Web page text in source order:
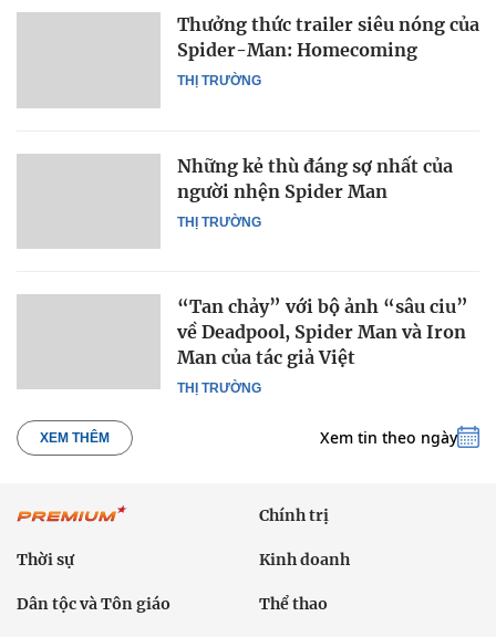
THỊ TRƯỜNG
Thưởng thức trailer siêu nóng của
Spider-Man: Homecoming
THỊ TRƯỜNG
Những kẻ thù đáng sợ nhất của
người nhện Spider Man
THỊ TRƯỜNG
“Tan chảy” với bộ ảnh “sâu ciu”
về Deadpool, Spider Man và Iron
Man của tác giả Việt
XEM THÊM Xem tin theo ngày
Chính trị
Thời sự Kinh doanh
Dân tộc và Tôn giáo Thể thao